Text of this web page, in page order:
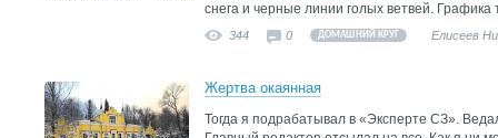
снега и черные линии голых ветвей. Графика
344 0 ДОМАШНИЙ КРУГ Елисеев
Жертва окаянная
Тогда я подрабатывал в «Эксперте СЗ».